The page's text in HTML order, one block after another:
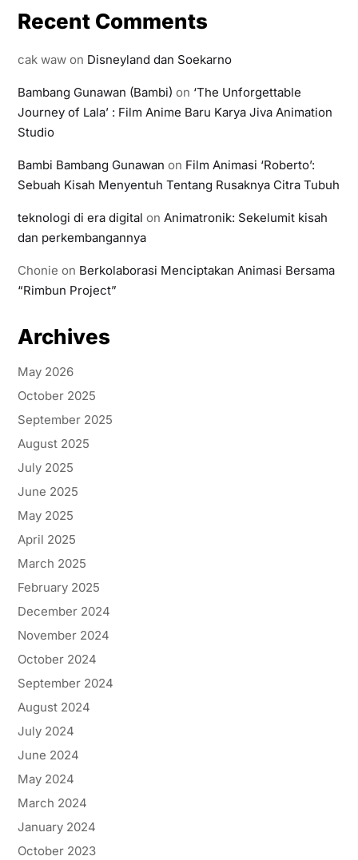
Recent Comments
cak wawon Disneyland dan Soekarno
Bambang Gunawan (Bambi) on ‘The Unforgettable
Journey of Lala’ : Film Anime Baru Karya Jiva Animation
Studio
Bambi Bambang Gunawan on Film Animasi ‘Roberto’:
Sebuah Kisah Menyentuh Tentang Rusaknya Citra Tubuh
teknologi di era digital on Animatronik: Sekelumit kisah
dan perkembangannya
Chonie on Berkolaborasi Menciptakan Animasi Bersama
“Rimbun Project”
Archives
May 2026
October 2025
September 2025
August 2025
July 2025
June 2025
May 2025
April 2025
March 2025
February 2025
December 2024
November 2024
October 2024
September 2024
August 2024
July 2024
June 2024
May 2024
March 2024
January 2024
October 2023